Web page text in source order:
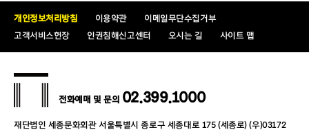
회
와 협의하여 진행
○ 선정단체 지원내용
• 초청료
개인정보처리방침 이용약관
이메일무단수집거부
고객서비스헌장
인권침해신고센터 오시는 길 사이트 맵
재단법인 세종문화회관 서울특별시 종로구 세종대로 175 (세종로) (우)03172
전화예매 및 문의 02.399.1000